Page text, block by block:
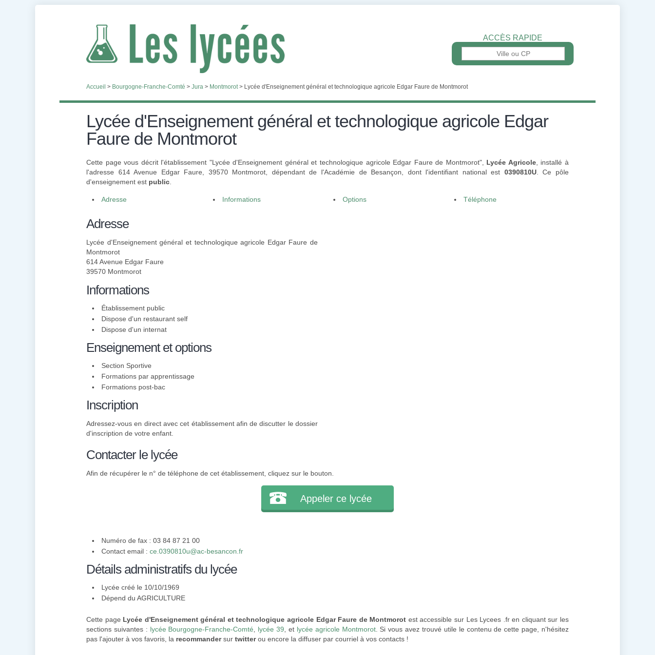
ACCÈS RAPIDE
Accueil > Bourgogne-Franche-Comté > Jura > Montmorot> Lycée d'Enseignement général et technologique agricole Edgar Faure de Montmorot
Lycée d'Enseignement général et technologique agricole Edgar
Faure de Montmorot
Cette page vous décrit l'établissement "Lycée d'Enseignement général et technologique agricole Edgar Faure de Montmorot", Lycée Agricole, installé à
l'adresse 614 Avenue Edgar Faure, 39570 Montmorot, dépendant de l'Académie de Besançon, dont l'identifiant national est 0390810U. Ce pôle
d'enseignement est public
Adresse Informations Options Téléphone
Adresse
Lycée d'Enseignement général et technologique agricole Edgar Faure de
Montmorot
614 Avenue Edgar Faure
39570 Montmorot
Informations
Établissement public
Dispose d'un restaurant self
Dispose d'un internat
Enseignement et options
Section Sportive
Formations par apprentissage
Formations post-bac
Inscription
Adressez-vous en direct avec cet établissement afin de discutter le dossier
d'inscription de votre enfant.
Contacter le lycée
Afin de récupérer le n° de téléphone de cet établissement, cliquez sur le bouton.
Appeler ce lycée
Numéro de fax : 03 84 87 21 00
Contact email : ce.0390810u@ac-besancon.fr
Détails administratifs du lycée
Lycée créé le 10/10/1969
Dépend du AGRICULTURE
Cette page Lycée d'Enseignement général et technologique agricole Edgar Faure de Montmorot est accessible sur Les Lycees .fr en cliquant sur les
sections suivantes : lycée Bourgogne-Franche-Comté lycée 39 , et lycée agricole Montmorot. Si vous avez trouvé utile le contenu de cette page, n'hésitez
pas l'ajouter à vos favoris, la recommandersur twitterou encore la diffuser par courriel à vos contacts !